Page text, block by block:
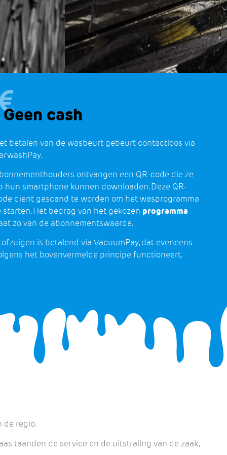
Geen cash
betalen van de wasbeurt gebeurt contactloos via
ontvangen een QR-code die ze
hun smartphone kunnen downloaden. Deze QR-
dient gescand te worden om het wasprogramma
starten. Het bedrag van het gekozen programma
zo van de abonnementswaarde.
is betalend via VacuumPay, dat eveneens
het bovenvermelde principe functioneert.
de regio.
taanden de service en de uitstraling van de zaak,